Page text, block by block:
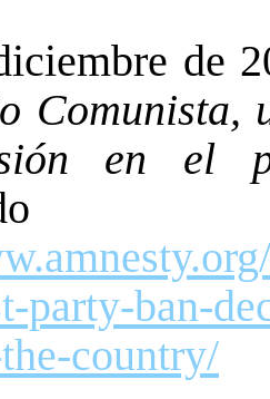
de
Comunista,
en el
party-ban-
country/